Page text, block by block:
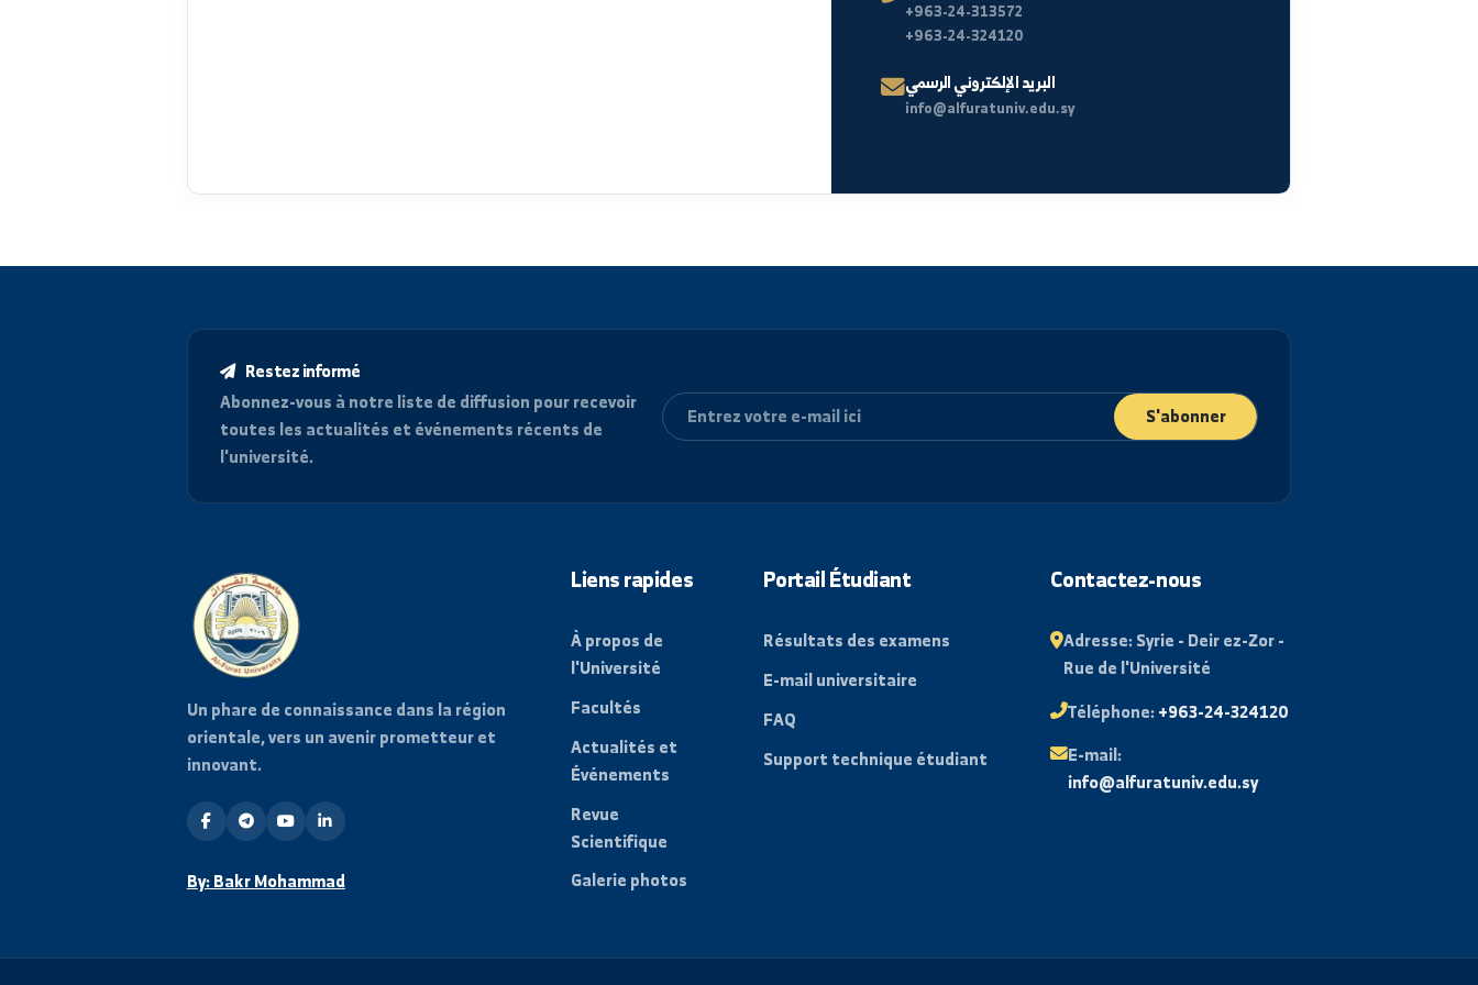
location_details
Faculté de Soins Infirmiers à Deir ez-Zor
البريد الإلكتروني الرسمي
info@alfuratuniv.edu.sy
Restez informé
Abonnez-vous à notre liste de diffusion pour recevoir
toutes les actualités et événements récents de
l'université.
Liens rapides Portail Étudiant Contactez-nous